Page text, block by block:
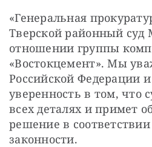
«Генеральная
Тверской районный суд
отношении группы
«Востокцемент». Мы
Российской Федерации
уверенность в том, что
всех деталях и примет
решение в
законности.